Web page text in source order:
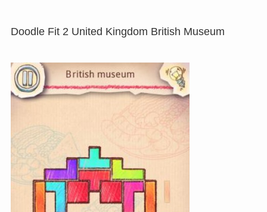
Doodle Fit 2 United Kingdom British Museum